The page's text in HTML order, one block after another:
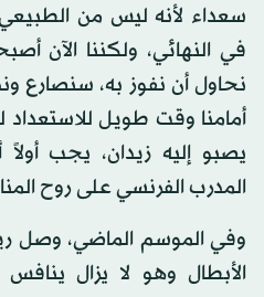
في النهائي، ولكننا الآن
نحاول أن نفوز به، سنصارع
أمامنا وقت طويل
يصبو إليه زيدان، يجب
المدرب الفرنسي على روح
وفي الموسم الماضي، وصل
الأبطال وهو لا يزال